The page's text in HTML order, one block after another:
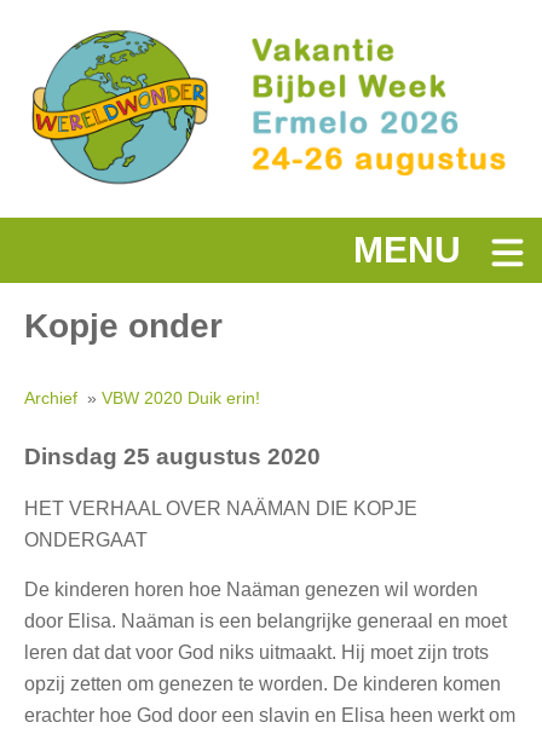
MENU
Kopje onder
Archief » VBW 2020 Duik erin!
Dinsdag 25 augustus 2020
HET VERHAAL OVER NAÄMAN DIE KOPJE
ONDERGAAT
De kinderen horen hoe Naäman genezen wil worden
door Elisa. Naäman is een belangrijke generaal en moet
leren dat dat voor God niks uitmaakt. Hij moet zijn trots
opzij zetten om genezen te worden. De kinderen komen
erachter hoe God door een slavin en Elisa heen werkt om